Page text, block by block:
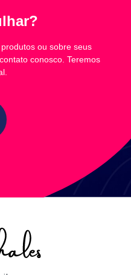
ou sobre seus
conosco. Teremos